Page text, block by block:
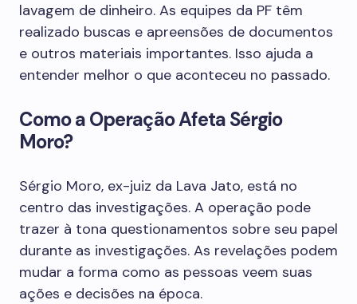
lavagem de dinheiro. As equipes da PF têm
realizado buscas e apreensões de documentos
e outros materiais importantes. Isso ajuda a
entender melhor o que aconteceu no passado.
Como a Operação Afeta Sérgio
Moro?
Sérgio Moro, ex-juiz da Lava Jato, está no
centro das investigações. A operação pode
trazer à tona questionamentos sobre seu papel
durante as investigações. As revelações podem
mudar a forma como as pessoas veem suas
ações e decisões na época.